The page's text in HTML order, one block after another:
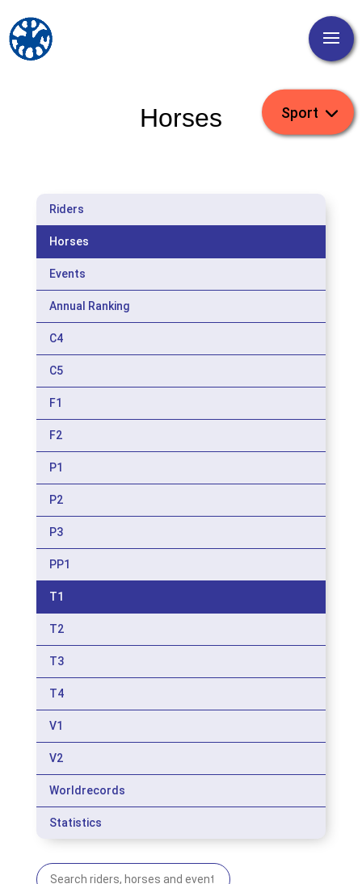
Horses
Riders
Horses
Events
Annual Ranking
C4
C5
F1
F2
P1
P2
P3
PP1
T1
T2
T3
T4
V1
V2
Worldrecords
Statistics